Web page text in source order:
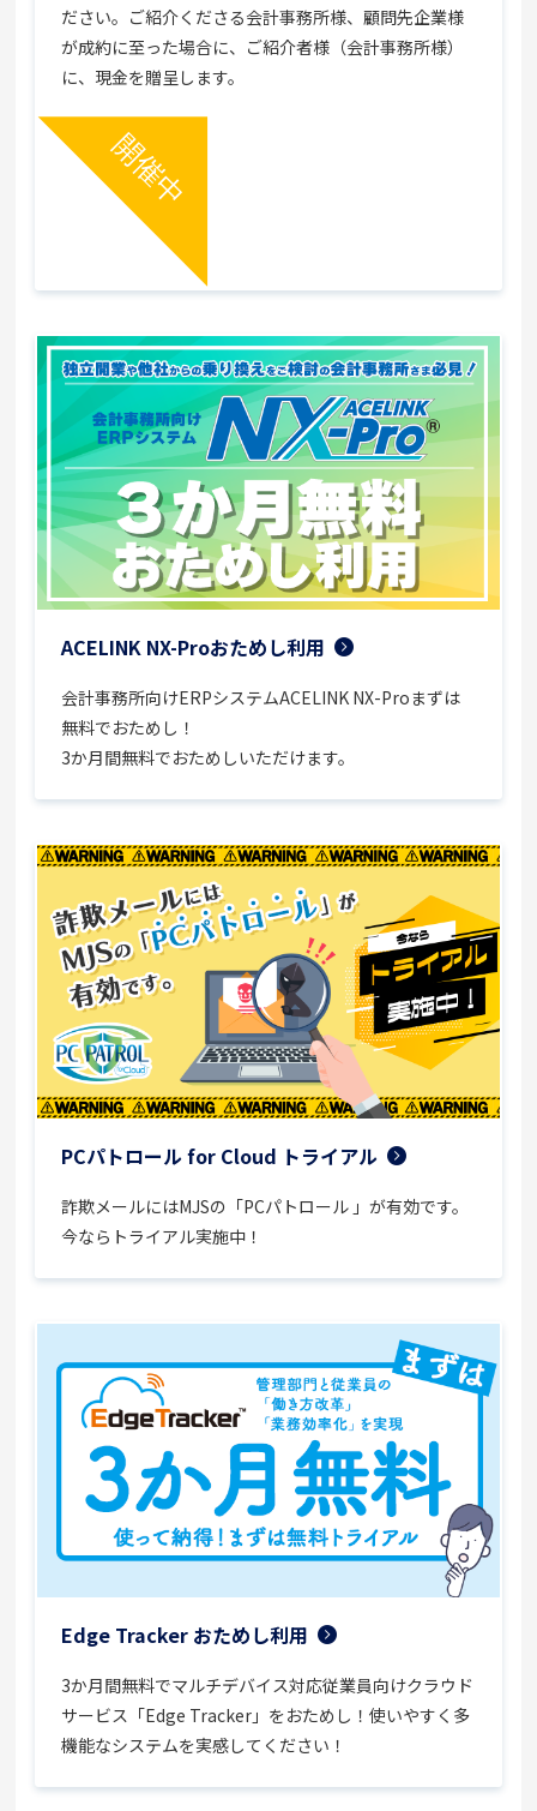
ださい。ご紹介くださる会計事務所様、顧問先企業様
が成約に至った場合に、ご紹介者様（会計事務所様）
に、現金を贈呈します。
ACELINK NX-Proおためし利用
会計事務所向けERPシステムACELINK NX-Proまずは
無料でおためし！
3か月間無料でおためしいただけます。
PCパトロール for Cloud トライアル
詐欺メールにはMJSの「PCパトロール 」が有効です。
今ならトライアル実施中！
Edge Tracker おためし利用
3か月間無料でマルチデバイス対応従業員向けクラウド
サービス「Edge Tracker」をおためし！使いやすく多
機能なシステムを実感してください！